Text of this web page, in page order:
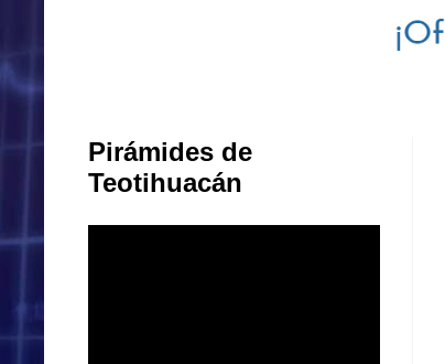
Pirámides de
Teotihuacán